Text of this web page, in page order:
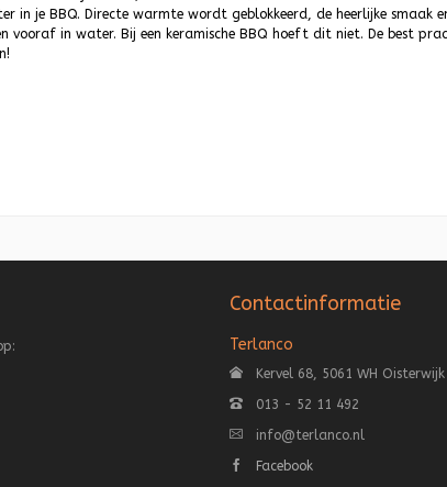
je BBQ. Directe warmte wordt geblokkeerd, de heerlijke smaak
in water. Bij een keramische BBQ hoeft dit niet. De best
Contactinformatie
Terlanco
Kervel 68, 5061 WH Oisterwijk
013 - 52 11 492
info@terlanco.nl
Facebook